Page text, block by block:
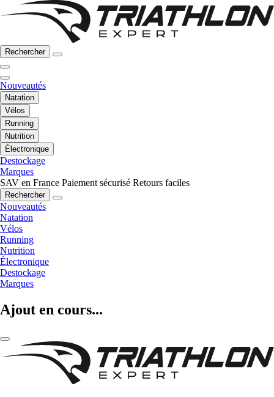
Rechercher
Nouveautés
Natation
Vélos
Running
Nutrition
Électronique
Destockage
Marques
SAV en France Paiement sécurisé Retours faciles
Rechercher
Nouveautés
Natation
Vélos
Running
Nutrition
Électronique
Destockage
Marques
Ajout en cours...